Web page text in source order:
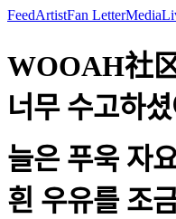
FeedArtistFan LetterMedia
WOOAH社
너무 수고하
늘은 푸욱 자
흰 우유를 조